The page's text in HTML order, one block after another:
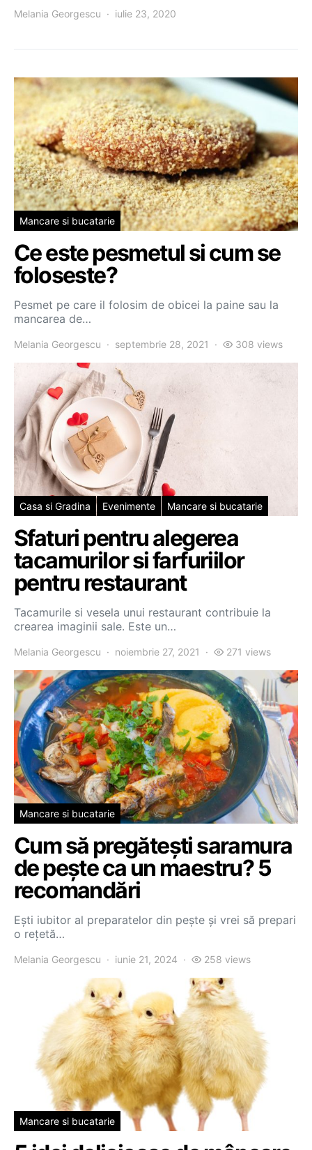
Melania Georgescu iulie 23, 2020
Mancare si bucatarie
Ce este pesmetul si cum se
foloseste?
Pesmet pe care il folosim de obicei la paine sau la
mancarea de…
Melania Georgescu septembrie 28, 2021 308 views
Casa si Gradina Evenimente Mancare si bucatarie
Sfaturi pentru alegerea
tacamurilor si farfuriilor
pentru restaurant
Tacamurile si vesela unui restaurant contribuie la
crearea imaginii sale. Este un…
Melania Georgescu noiembrie 27, 2021 271 views
Mancare si bucatarie
Cum să pregătești saramura
de pește ca un maestru? 5
recomandări
Ești iubitor al preparatelor din pește și vrei să prepari
o rețetă…
Melania Georgescu iunie 21, 2024 258 views
Mancare si bucatarie